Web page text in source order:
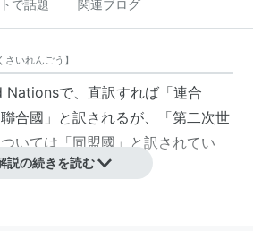
で話題 関連ブログ
さいれんごう 】
Nationsで、直訳すれば「連合
合國」と訳されるが、「第二次世
いては「同盟國」と訳されてい
説の続きを読む